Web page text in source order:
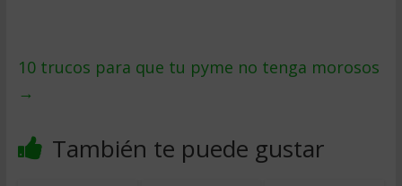
10 trucos para que tu pyme no tenga morosos
→
También te puede gustar